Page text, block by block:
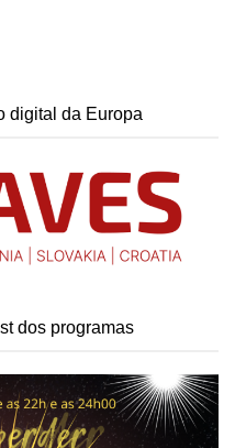
digital da Europa
dos programas